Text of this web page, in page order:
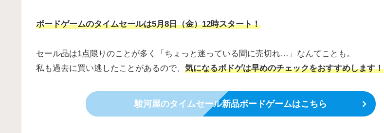
ボードゲームのタイムセールは5月8日（金）12時スタート！
セール品は1点限りのことが多く「ちょっと迷っている間に売切れ…」なんてことも。
私も過去に買い逃したことがあるので、 気になるボドゲは早めのチェックをおすすめします！
駿河屋のタイムセール新品ボードゲームはこちら